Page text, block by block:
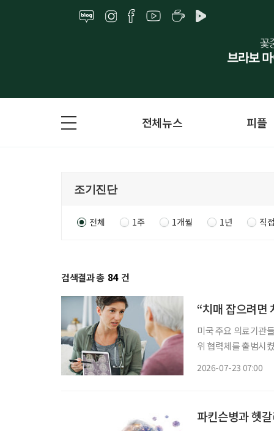
전체뉴스 피플
전체 1주 1개월 1년 직
검색결과 총 84 건
“치매 잡으려면
미국 주요 의료기관
위 협력체를 출범시
2026-07-23 07:00
파킨슨병과 헷